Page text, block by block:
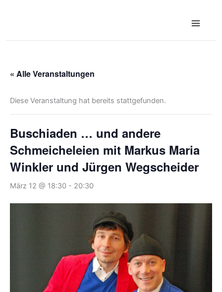
springen
« Alle Veranstaltungen
Diese Veranstaltung hat bereits stattgefunden.
Buschiaden … und andere
Schmeicheleien mit Markus Maria
Winkler und Jürgen Wegscheider
März 12 @ 18:30 - 20:30